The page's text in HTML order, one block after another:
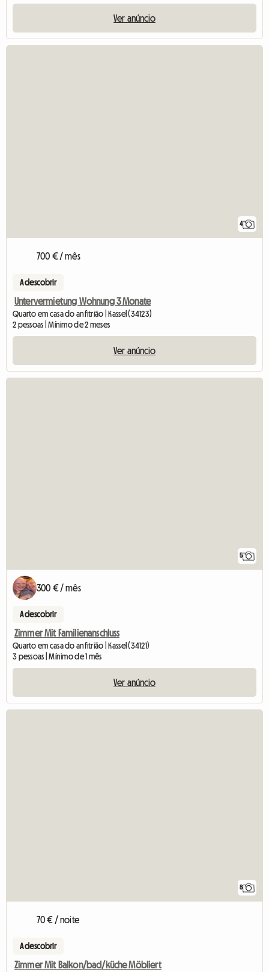
Ver anúncio
4
700 € / mês
A descobrir
Untervermietung Wohnung 3 Monate
Quarto em casa do anfitrião | Kassel (34123)
2 pessoas | Mínimo de 2 meses
Ver anúncio
5
300 € / mês
A descobrir
Zimmer Mit Familienanschluss
Quarto em casa do anfitrião | Kassel (34121)
3 pessoas | Mínimo de 1 mês
Ver anúncio
8
70 € / noite
A descobrir
Zimmer Mit Balkon/bad/küche Möbliert